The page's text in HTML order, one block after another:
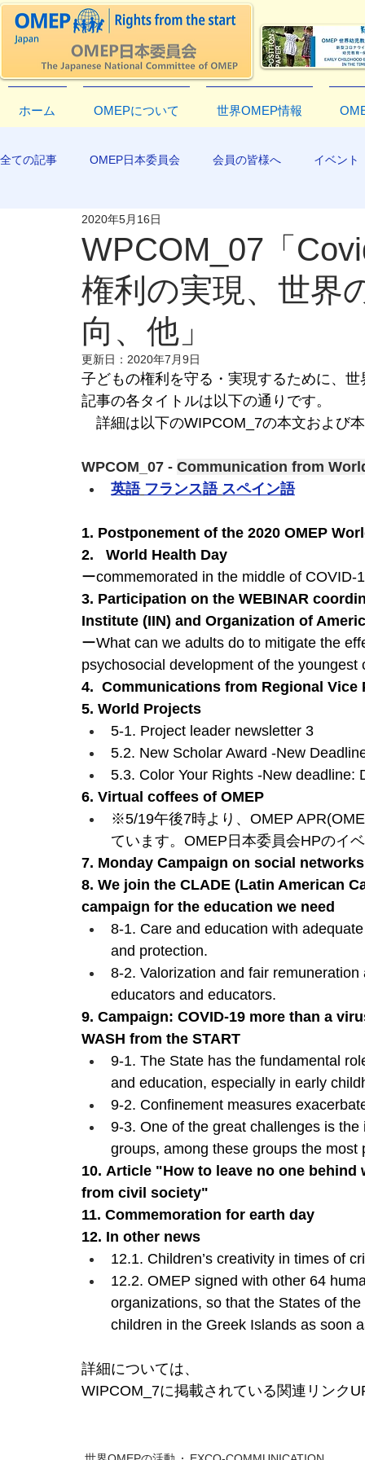
ホーム OMEPについて 世界OMEP情報
全ての記事 OMEP日本委員会 会員の皆様へ イベント
EXCO-COMMUNICATION
WPCOM_07「
権利の実現、世界
向、他」
2020年5月16日
更新日： 2020年7月9日
子どもの権利を守る・実現するために、
記事の各タイトルは以下の通りです。
詳細は以下のWIPCOM_7の本文および
WPCOM_07 - Communication from
英語 フランス語 スペイン語
1. Postponement of the 2020 OMEP
2.   World Health Day
ーcommemorated in the middle of COVID-
3. Participation on the WEBINAR
Institute (IIN) and Organization of
ーWhat can we adults do to mitigate the
psychosocial development of the youngest
4.  Communications from Regional Vice
5. World Projects
5-1. Project leader newsletter 3
5.2. New Scholar Award -New
5.3. Color Your Rights -New deadline:
6. Virtual coffees of OMEP
※5/19午後7時より、OMEP
ています。OMEP日本委員会HPのイ
7. Monday Campaign on social networks
8. We join the CLADE (Latin American
campaign for the education we need
8-1. Care and education with
and protection.
8-2. Valorization and fair
educators and educators.
9. Campaign: COVID-19 more than a
WASH from the START
9-1. The State has the fundamental
and education, especially in early
9-2. Confinement measures
9-3. One of the great challenges is
groups, among these groups the most
10. Article "How to leave no one
from civil society"
11. Commemoration for earth day
12. In other news
12.1. Children’s creativity in times of
12.2. OMEP signed with other 64
organizations, so that the States of
children in the Greek Islands as soon
詳細については、
WIPCOM_7に掲載されている関連リンク